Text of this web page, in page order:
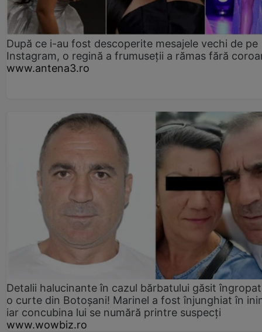
După ce i-au fost descoperite mesajele vechi de pe
Instagram, o regină a frumuseții a rămas fără
www.antena3.ro
Detalii halucinante în cazul bărbatului găsit
o curte din Botoșani! Marinel a fost înjunghiat în
iar concubina lui se numără printre suspecți
www.wowbiz.ro